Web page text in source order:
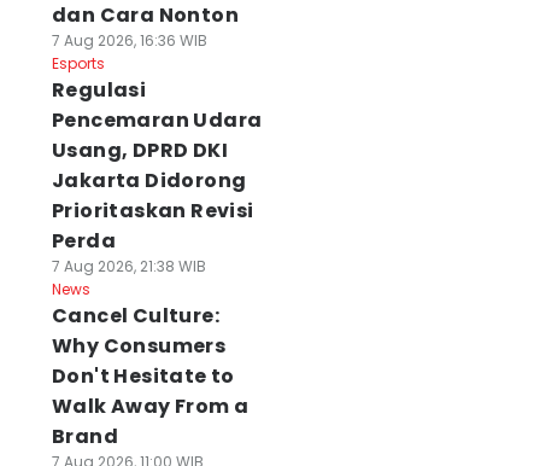
dan Cara Nonton
7 Aug 2026, 16:36 WIB
Esports
Regulasi
Pencemaran Udara
Usang, DPRD DKI
Jakarta Didorong
Prioritaskan Revisi
Perda
7 Aug 2026, 21:38 WIB
News
Cancel Culture:
Why Consumers
Don't Hesitate to
Walk Away From a
Brand
7 Aug 2026, 11:00 WIB